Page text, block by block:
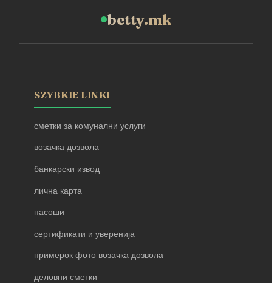
betty.mk
SZYBKIE LINKI
сметки за комунални услуги
возачка дозвола
банкарски извод
лична карта
пасоши
сертификати и уверенија
примерок фото возачка дозвола
деловни сметки